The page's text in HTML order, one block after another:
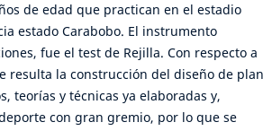
de edad que practican en el estadio
estado Carabobo. El instrumento
fue el test de Rejilla. Con respecto a
resulta la construcción del diseño de plan
teorías y técnicas ya elaboradas y,
con gran gremio, por lo que se